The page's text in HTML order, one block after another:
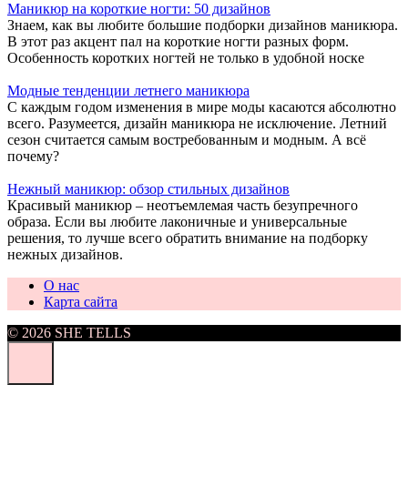
Маникюр на короткие ногти: 50 дизайнов
Знаем, как вы любите большие подборки дизайнов маникюра.
В этот раз акцент пал на короткие ногти разных форм.
Особенность коротких ногтей не только в удобной носке
Модные тенденции летнего маникюра
С каждым годом изменения в мире моды касаются абсолютно
всего. Разумеется, дизайн маникюра не исключение. Летний
сезон считается самым востребованным и модным. А всё
почему?
Нежный маникюр: обзор стильных дизайнов
Красивый маникюр – неотъемлемая часть безупречного
образа. Если вы любите лаконичные и универсальные
решения, то лучше всего обратить внимание на подборку
нежных дизайнов.
О нас
Карта сайта
© 2026 SHE TELLS